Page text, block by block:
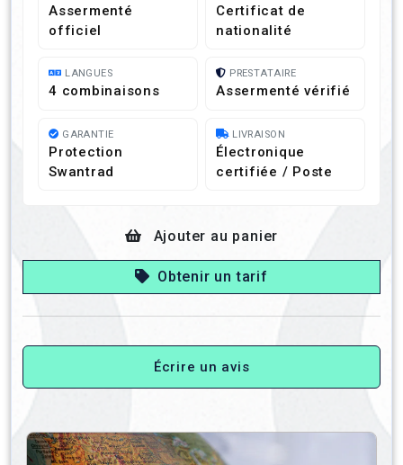
Assermenté
officiel
Certificat de
nationalité
LANGUES
4 combinaisons
PRESTATAIRE
Assermenté vérifié
GARANTIE
Protection
Swantrad
LIVRAISON
Électronique
certifiée / Poste
Ajouter au panier
Obtenir un tarif
Écrire un avis